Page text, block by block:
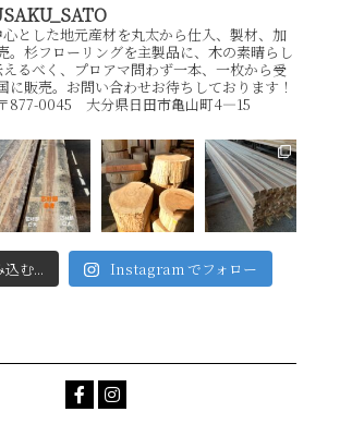
とした地元産材を丸太から仕入、製材、加
。杉フローリングを主製品に、木の素晴らし
えるべく、プロアマ問わず一本、一枚から受
に販売。お問い合わせお待ちしております！
877-0045 大分県日田市亀山町4―15
込む... Instagram でフォロー